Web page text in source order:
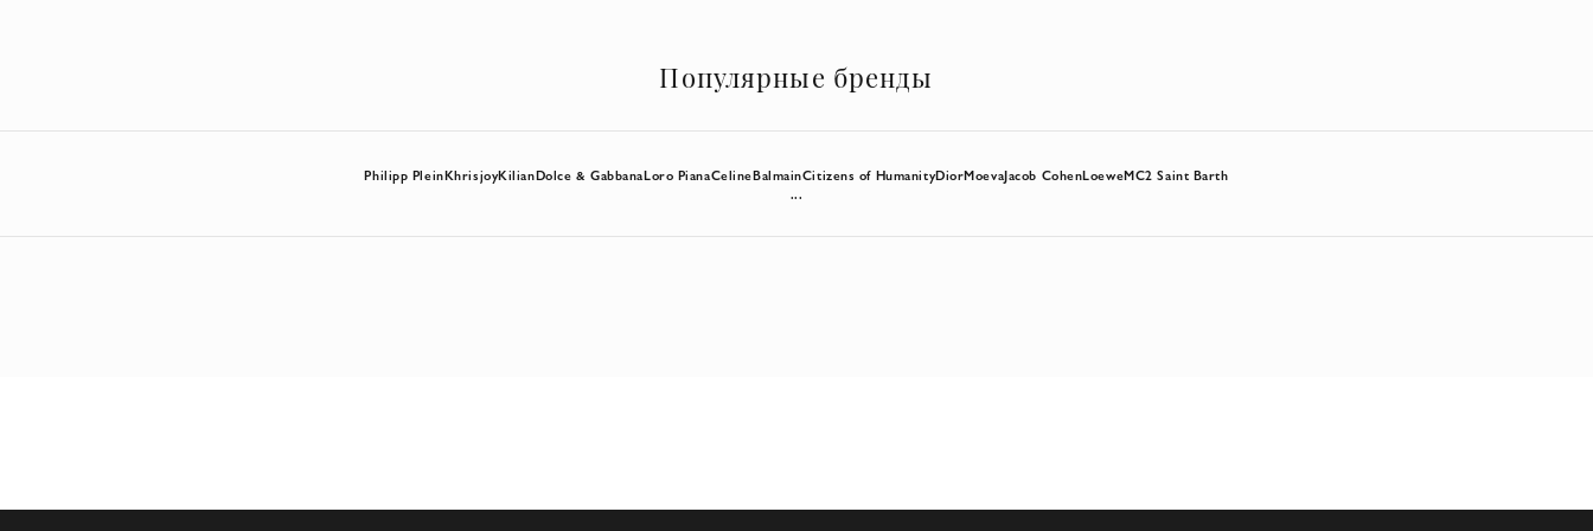
Популярные бренды
Philipp PleinKhrisjoyKilianDolce & GabbanaLoro PianaCelineBalmainCitizens of HumanityDiorMoevaJacob CohenLoeweMC2 Saint Barth
...